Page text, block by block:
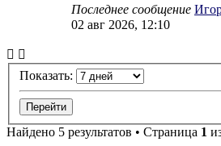
Последнее сообщение
02 авг 2026, 12:10
Показать:
Найдено 5 результатов • Страница 1